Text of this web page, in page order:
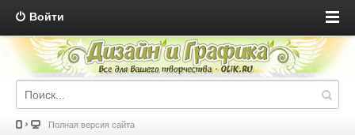
Войти
Полная версия сайта